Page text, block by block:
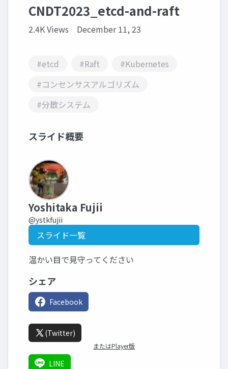
CNDT2023_etcd-and-raft
2.4K Views December 11, 23
#etcd #Raft
#Kubernetes
#コンセンサスアルゴリズム
#分散システム
スライド概要
Yoshitaka Fujii
@ystkfujii
スライド一覧
温かい目で見守ってください
シェア
Facebook
(Twitter)
またはPlayer版
LINE